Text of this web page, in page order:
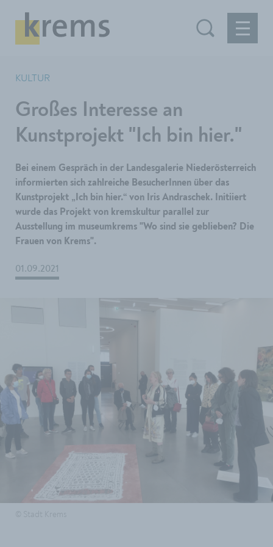
KULTUR
Großes Interesse an
Kunstprojekt "Ich bin hier."
Bei einem Gespräch in der Landesgalerie Niederösterreich
informierten sich zahlreiche BesucherInnen über das
Kunstprojekt „Ich bin hier.“ von Iris Andraschek. Initiiert
wurde das Projekt von kremskultur parallel zur
Ausstellung im museumkrems "Wo sind sie geblieben? Die
Frauen von Krems".
01.09.2021